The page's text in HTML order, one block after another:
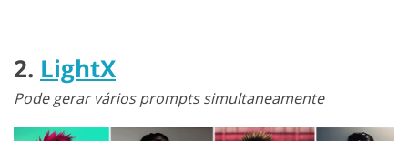
2. LightX
Pode gerar vários prompts simultaneamente